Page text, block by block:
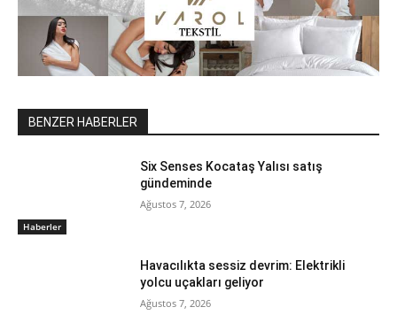
BENZER HABERLER
Haberler
Six Senses Kocataş Yalısı satış
gündeminde
Ağustos 7, 2026
Havacılıkta sessiz devrim: Elektrikli
yolcu uçakları geliyor
Ağustos 7, 2026